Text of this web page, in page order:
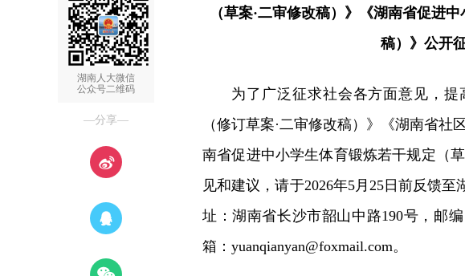
湖南人大微信
公众号二维码
—分享—
（草案·二审修改稿）》《湖南省促进
稿）》 公开
为了广泛征求社会各方面意见，
（修订草案·二审修改稿）》《湖南省
南省促进中小学生体育锻炼若干规定（
见和建议，请于2026年5月25日前反馈
址：湖南省长沙市韶山中路190号，邮编
箱：yuanqianyan@foxmail.com。